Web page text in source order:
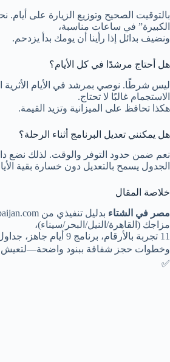
بالتوقيت الصحيح وتوزيع الزيارة على أيام.
الكبيرة” في ساعات مناسبة،
ونضيف بدائل إذا رأينا أن يومك بدأ يزدحم.
هل أحتاج مرشدًا في كل الأيام؟
ليس شرطًا. نوصي بمرشد في الأيام الأثرية
الاستجمام غالبًا لا تحتاج.
هكذا تحافظ على الميزانية وتزيد القيمة.
هل يمكنني تعديل البرنامج أثناء الرحلة؟
نعم ضمن حدود التوفر والوقت. لذلك نضع
الجدول يسمح بالتعديل دون خسارة بقية
خلاصة المقال
مصر في الشتاء
مزاجك (القاهرة/النيل/البحر/سيناء)،
وخطوات حجز شفافة ببنود
✅